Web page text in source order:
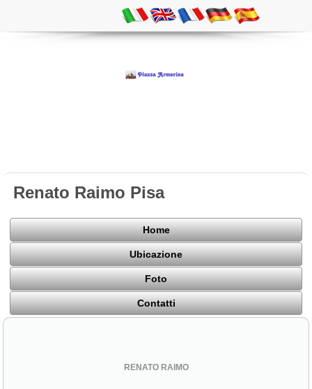
Renato Raimo Pisa
Home
Ubicazione
Foto
Contatti
RENATO RAIMO